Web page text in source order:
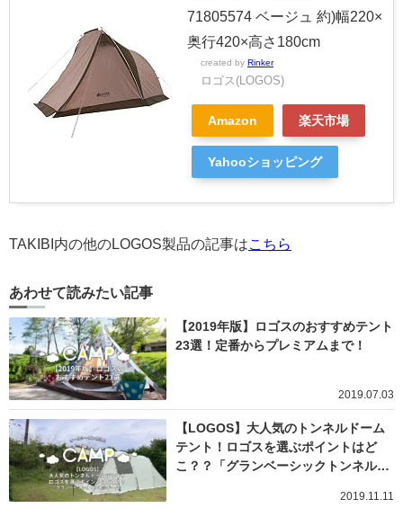
71805574 ベージュ 約)幅220×
奥行420×高さ180cm
created by Rinker
ロゴス(LOGOS)
Amazon 楽天市場
Yahooショッピング
TAKIBI内の他のLOGOS製品の記事はこちら
あわせて読みたい記事
【2019年版】ロゴスのおすすめテント
23選！定番からプレミアムまで！
2019.07.03
【LOGOS】大人気のトンネルドーム
テント！ロゴスを選ぶポイントはど
こ？？「グランベーシックトンネル…
2019.11.11